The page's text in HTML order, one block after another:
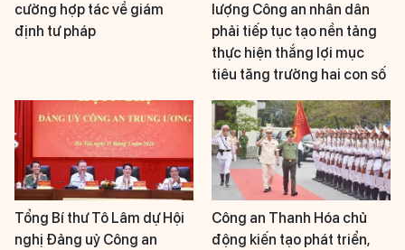
cường hợp tác về giám
định tư pháp
lượng Công an nhân dân
phải tiếp tục tạo nền tảng
thực hiện thắng lợi mục
tiêu tăng trưởng hai con số
Tổng Bí thư Tô Lâm dự Hội
nghị Đảng uỷ Công an
Công an Thanh Hóa chủ
động kiến tạo phát triển,